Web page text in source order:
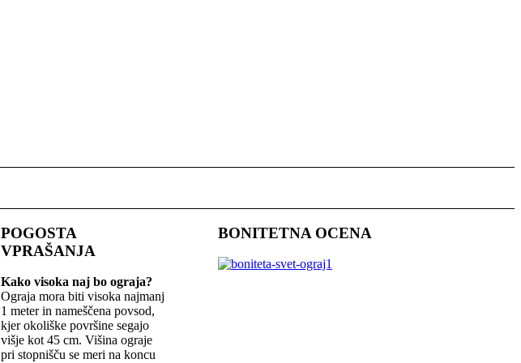
POGOSTA
VPRAŠANJA
Kako visoka naj bo ograja?
Ograja mora biti visoka najmanj
1 meter in nameščena povsod,
kjer okoliške površine segajo
višje kot 45 cm. Višina ograje
pri stopnišču se meri na koncu
BONITETNA OCENA